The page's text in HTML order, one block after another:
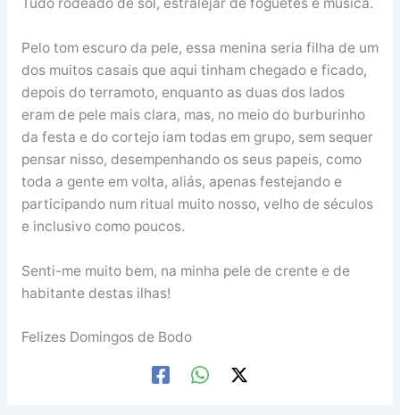
Pelo tom escuro da pele, essa menina seria filha de um
dos muitos casais que aqui tinham chegado e ficado,
depois do terramoto, enquanto as duas dos lados
eram de pele mais clara, mas, no meio do burburinho
da festa e do cortejo iam todas em grupo, sem sequer
pensar nisso, desempenhando os seus papeis, como
toda a gente em volta, aliás, apenas festejando e
participando num ritual muito nosso, velho de séculos
e inclusivo como poucos.
Senti-me muito bem, na minha pele de crente e de
habitante destas ilhas!
Felizes Domingos de Bodo